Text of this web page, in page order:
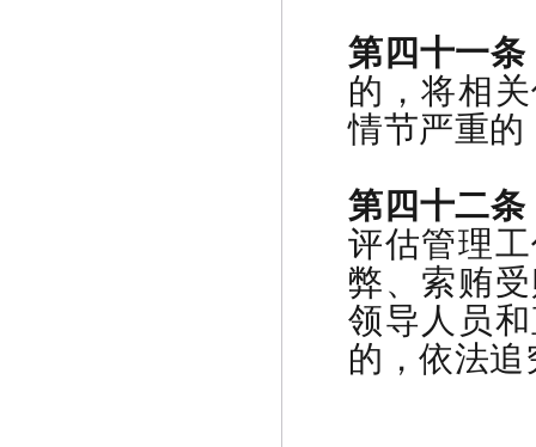
第四十一条
的，将相
情节严重的
第四十二条
评估管理
弊、索贿
领导人员
的，依法